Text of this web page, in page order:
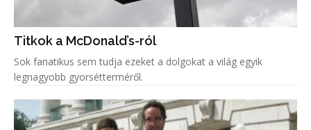
Titkok a McDonald’s-ról
Sok fanatikus sem tudja ezeket a dolgokat a világ egyik
legnagyobb gyorsétterméről.